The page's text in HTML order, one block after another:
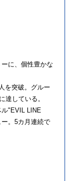
に、個性豊かな
を突破。グルー
達している。
ル"EVIL LINE
。5カ月連続で